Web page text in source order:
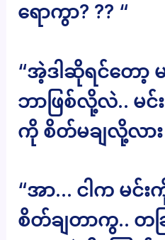
ရောကွာ? ?? “
“အဲ့ဒါဆိုရင်တော့
ဘာဖြစ်လို့လဲ.. မင်း
ကို စိတ်မချလို့လား
“အာ… ငါက မင်း
စိတ်ချတာကွ.. တခ